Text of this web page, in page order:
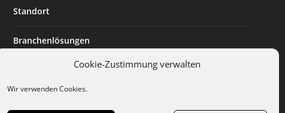
Cookie-Zustimmung verwalten
Wir verwenden Cookies.
Standort
Branchenlösungen